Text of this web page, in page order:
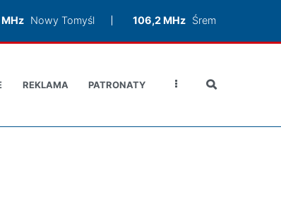
Nowy Tomyśl 106,2 MHz Śrem
REKLAMA PATRONATY